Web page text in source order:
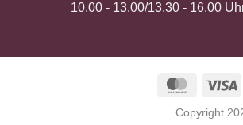
10.00 - 13.00/13.30 - 16.00
Copyright